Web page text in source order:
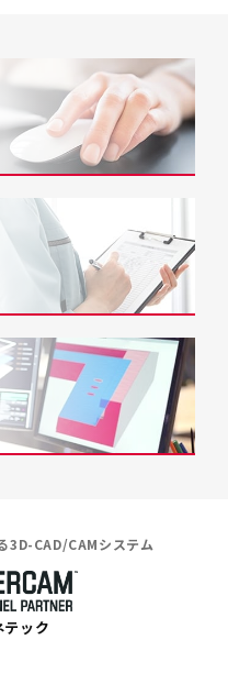
3D-CAD/CAMシステム
ック